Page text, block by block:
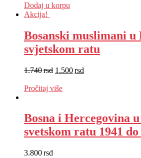
Dodaj u korpu
Akcija!
Bosanski muslimani u
svjetskom ratu
1.740rsd 1.500rsd
Pročitaj više
Bosna i Hercegovina
svetskom ratu 1941 do
3.800rsd